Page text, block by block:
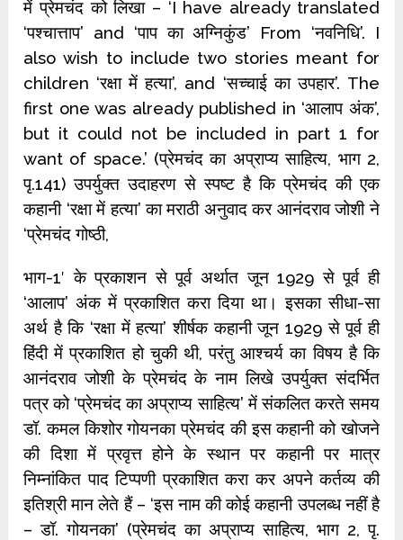
में प्रेमचंद को लिखा – ‘I have already translated
‘पश्‍चात्ताप’ and ‘पाप का अग्निकुंड’ From ‘नवनिधि’. I
also wish to include two stories meant for
children ‘रक्षा में हत्‍या’, and ‘सच्‍चाई का उपहार’. The
first one was already published in ‘आलाप अंक’,
but it could not be included in part 1 for
want of space.’ (प्रेमचंद का अप्राप्य साहित्‍य, भाग 2,
पृ.141) उपर्युक्‍त उदाहरण से स्‍पष्‍ट है कि प्रेमचंद की एक
कहानी ‘रक्षा में हत्‍या’ का मराठी अनुवाद कर आनंदराव जोशी ने
‘प्रेमचंद गोष्‍ठी,
भाग-1′ के प्रकाशन से पूर्व अर्थात जून 1929 से पूर्व ही
‘आलाप’ अंक में प्रकाशित करा दिया था। इसका सीधा-सा
अर्थ है कि ‘रक्षा में हत्‍या’ शीर्षक कहानी जून 1929 से पूर्व ही
हिंदी में प्रकाशित हो चुकी थी, परंतु आश्‍चर्य का विषय है कि
आनंदराव जोशी के प्रेमचंद के नाम लिखे उपर्युक्‍त संदर्भित
पत्र को ‘प्रेमचंद का अप्राप्य साहित्‍य’ में संकलित करते समय
डॉ. कमल किशोर गोयनका प्रेमचंद की इस कहानी को खोजने
की दिशा में प्रवृत्त होने के स्‍थान पर कहानी पर मात्र
निम्‍नांकित पाद टिप्‍पणी प्रकाशित करा कर अपने कर्तव्‍य की
इतिश्री मान लेते हैं – ‘इस नाम की कोई कहानी उपलब्‍ध नहीं है
– डॉ. गोयनका’ (प्रेमचंद का अप्राप्‍य साहित्‍य, भाग 2, पृ.